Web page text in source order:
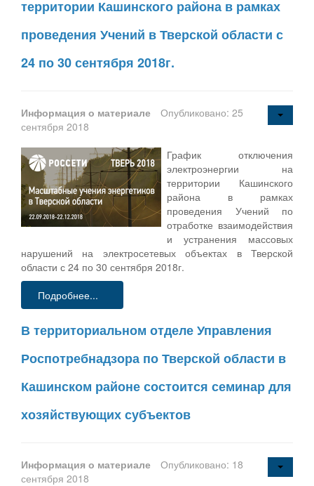
территории Кашинского района в рамках
проведения Учений в Тверской области с
24 по 30 сентября 2018г.
Информация о материале
Опубликовано: 25
сентября 2018
График отключения
электроэнергии на
территории Кашинского
района в рамках
проведения Учений по
отработке взаимодействия
и устранения массовых
нарушений на электросетевых объектах в Тверской
области с 24 по 30 сентября 2018г.
Подробнее...
В территориальном отделе Управления
Роспотребнадзора по Тверской области в
Кашинском районе состоится семинар для
хозяйствующих субъектов
Информация о материале
Опубликовано: 18
сентября 2018